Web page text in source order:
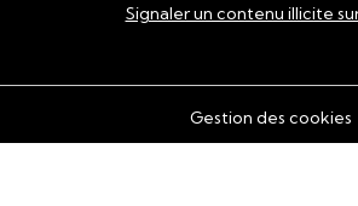
Signaler un contenu illicite
Gestion des cookies